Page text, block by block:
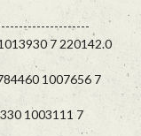
7 220142.0
1007656 7
1003111 7